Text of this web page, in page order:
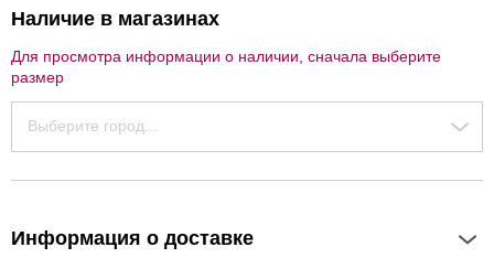
Наличие в магазинах
Для просмотра информации о наличии, сначала выберите
размер
Выберите город...
Информация о доставке